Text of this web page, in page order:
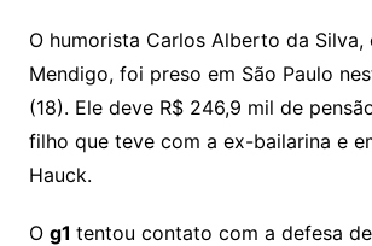
at
s
A
p
p
c
e
b
o
k
itt
er
ai
l
O humorista Carlos Alberto da Silva,
Mendigo, foi preso em São Paulo
(18). Ele deve R$ 246,9 mil de
filho que teve com a ex-bailarina e
Hauck.
O g1 tentou contato com a defesa